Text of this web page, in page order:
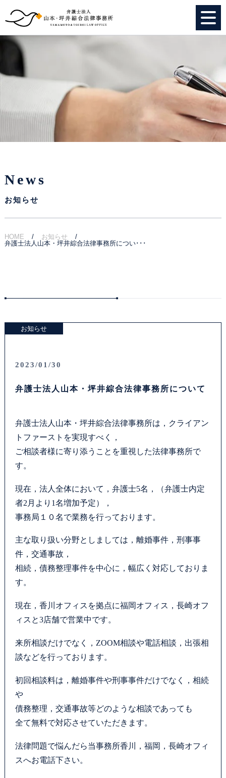
HOME
個人のお客様
法人のお客様
ご相談の流れ
解決事例
お客様の声
法律問題コラム
カウンセリング
法律相談継続サポートプラン
よくあるご質問
SDGs宣言
お知らせ
サマークラーク・ウィンタークラーク募集
お電話はこちらから
News
お知らせ
HOME
お知らせ
弁護士法人山本・坪井綜合法律事務所につい･･･
お知らせ
2023/01/30
弁護士法人山本・坪井綜合法律事務所について
弁護士法人山本・坪井綜合法律事務所は，クライアン
トファーストを実現すべく，
ご相談者様に寄り添うことを重視した法律事務所で
す。
現在，法人全体において，弁護士5名，（弁護士内定
者2月より1名増加予定），
事務局１０名で業務を行っております。
主な取り扱い分野としましては，離婚事件，刑事事
件，交通事故，
相続，債務整理事件を中心に，幅広く対応しておりま
す。
現在，香川オフィスを拠点に福岡オフィス，長崎オフ
ィスと3店舗で営業中です。
来所相談だけでなく，ZOOM相談や電話相談，出張相
談などを行っております。
初回相談料は，離婚事件や刑事事件だけでなく，相続
や
債務整理，交通事故等どのような相談であっても
全て無料で対応させていただきます。
法律問題で悩んだら当事務所香川，福岡，長崎オフィ
スへお電話下さい。